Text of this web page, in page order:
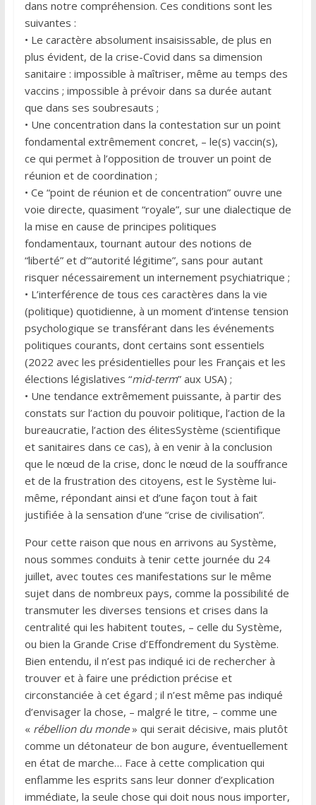
dans notre compréhension. Ces conditions sont les
suivantes :
• Le caractère absolument insaisissable, de plus en
plus évident, de la crise-Covid dans sa dimension
sanitaire : impossible à maîtriser, même au temps des
vaccins ; impossible à prévoir dans sa durée autant
que dans ses soubresauts ;
• Une concentration dans la contestation sur un point
fondamental extrêmement concret, – le(s) vaccin(s),
ce qui permet à l’opposition de trouver un point de
réunion et de coordination ;
• Ce “point de réunion et de concentration” ouvre une
voie directe, quasiment “royale”, sur une dialectique de
la mise en cause de principes politiques
fondamentaux, tournant autour des notions de
“liberté” et d’“autorité légitime”, sans pour autant
risquer nécessairement un internement psychiatrique ;
• L’interférence de tous ces caractères dans la vie
(politique) quotidienne, à un moment d’intense tension
psychologique se transférant dans les événements
politiques courants, dont certains sont essentiels
(2022 avec les présidentielles pour les Français et les
élections législatives “mid-term” aux USA) ;
• Une tendance extrêmement puissante, à partir des
constats sur l’action du pouvoir politique, l’action de la
bureaucratie, l’action des élitesSystème (scientifique
et sanitaires dans ce cas), à en venir à la conclusion
que le nœud de la crise, donc le nœud de la souffrance
et de la frustration des citoyens, est le Système lui-
même, répondant ainsi et d’une façon tout à fait
justifiée à la sensation d’une “crise de civilisation”.
Pour cette raison que nous en arrivons au Système,
nous sommes conduits à tenir cette journée du 24
juillet, avec toutes ces manifestations sur le même
sujet dans de nombreux pays, comme la possibilité de
transmuter les diverses tensions et crises dans la
centralité qui les habitent toutes, – celle du Système,
ou bien la Grande Crise d’Effondrement du Système.
Bien entendu, il n’est pas indiqué ici de rechercher à
trouver et à faire une prédiction précise et
circonstanciée à cet égard ; il n’est même pas indiqué
d’envisager la chose, – malgré le titre, – comme une
« rébellion du monde» qui serait décisive, mais plutôt
comme un détonateur de bon augure, éventuellement
en état de marche… Face à cette complication qui
enflamme les esprits sans leur donner d’explication
immédiate, la seule chose qui doit nous nous importer,